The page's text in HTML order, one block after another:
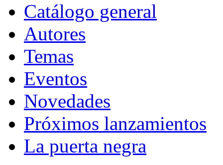
Catálogo general
Autores
Temas
Eventos
Novedades
Próximos lanzamientos
La puerta negra